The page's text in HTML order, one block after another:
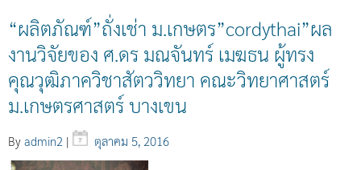
“ผลิตภัณฑ์”ถั่งเช่า ม.เกษตร”cordythai”ผล
งานวิจัยของ ศ.ดร มณจันทร์ เมฆธน ผู้ทรง
คุณวุฒิภาควิชาสัตววิทยา คณะวิทยาศาสตร์
ม.เกษตรศาสตร์ บางเขน
By admin2 | ตุลาคม 5, 2016